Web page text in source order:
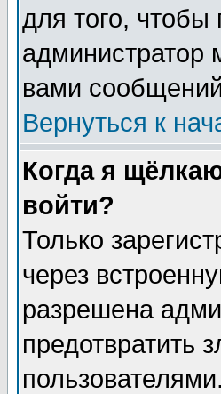
для того, чтобы
администратор
вами
Вернуться к
Когда я
войти?
Только
через
разрешена
предотвратить
пользователями.